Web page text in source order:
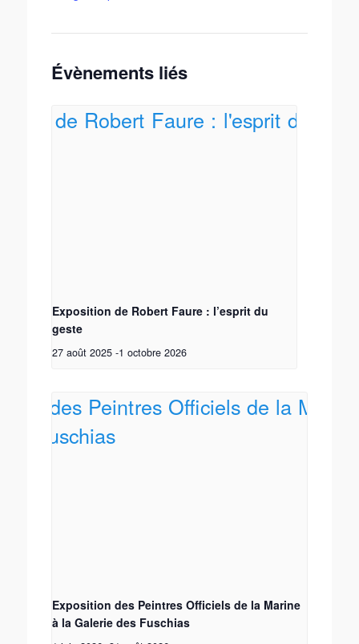
Évènements liés
Exposition de Robert Faure : l’esprit du
geste
27 août 2025 -1 octobre 2026
Exposition des Peintres Officiels de la Marine
à la Galerie des Fuschias